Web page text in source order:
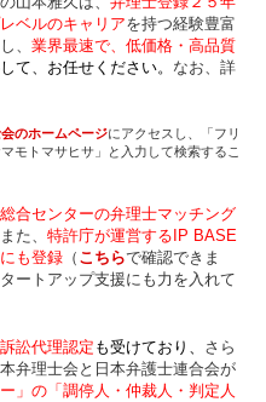
ベルのキャリアを持つ経験豊富
し、 業界最速で、低価格・高品質
て、お任せください。 なお、詳
のホームページにアクセスし、「フリ
モトマサヒサ」と入力して検索するこ
合センターの弁理士マッチング
た、 特許庁が運営するIP BASE
も登録 （ こちらで確認できま
ートアップ支援にも力を入れて
訟代理認定 も受けており、 さら
弁理士会と日本弁護士連合会が
」の「調停人・仲裁人・判定人